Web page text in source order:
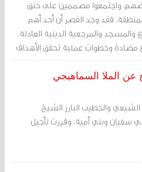
واجتمعوا مصممين على خنق
فقد وجد القصر أن أحد أهم
والمرجعية الدينية العادلة.
وخطوات عملية تحقق الأهداف
عن الملا السماهيجي
والخطيب البارز الشيخ
سفيان وبني أمية، وقررت تأجيل